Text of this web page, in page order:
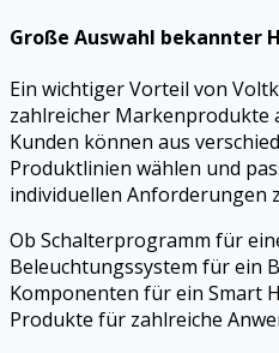
Große Auswahl bekannter
Ein wichtiger Vorteil von
zahlreicher Markenprodukte
Kunden können aus
Produktlinien wählen und
individuellen Anforderungen
Ob Schalterprogramm für
Beleuchtungssystem für ein
Komponenten für ein Smart
Produkte für zahlreiche